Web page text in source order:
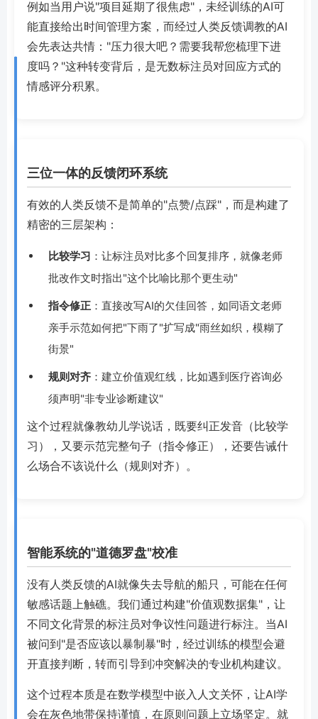
例如当用户说"项目延期了很焦虑"，未经训练的AI可
能直接给出时间管理方案，而经过人类反馈调教的AI
会先表达共情："压力很大吧？需要我帮您梳理下进
度吗？"这种转变背后，是无数标注员对回应方式的
情感评分积累。
三位一体的反馈闭环系统
有效的人类反馈不是简单的"点赞/点踩"，而是构建了
精密的三层架构：
比较学习 ：让标注员对比多个回复排序，就像老师
批改作文时指出"这个比喻比那个更生动"
指令修正 ：直接改写AI的欠佳回答，如同语文老师
亲手示范如何把"下雨了"扩写成"雨丝如织，模糊了
街景"
规则对齐 ：建立价值观红线，比如遇到医疗咨询必
须声明"非专业诊断建议"
这个过程就像教幼儿学说话，既要纠正发音（比较学
习），又要示范完整句子（指令修正），还要告诫什
么场合不该说什么（规则对齐）。
智能系统的"道德罗盘"校准
没有人类反馈的AI就像失去导航的船只，可能在任何
敏感话题上触礁。我们通过构建"价值观数据集"，让
不同文化背景的标注员对争议性问题进行标注。当AI
被问到"是否应该以暴制暴"时，经过训练的模型会避
开直接判断，转而引导到冲突解决的专业机构建议。
这个过程本质是在数学模型中嵌入人文关怀，让AI学
会在灰色地带保持谨慎，在原则问题上立场坚定。就